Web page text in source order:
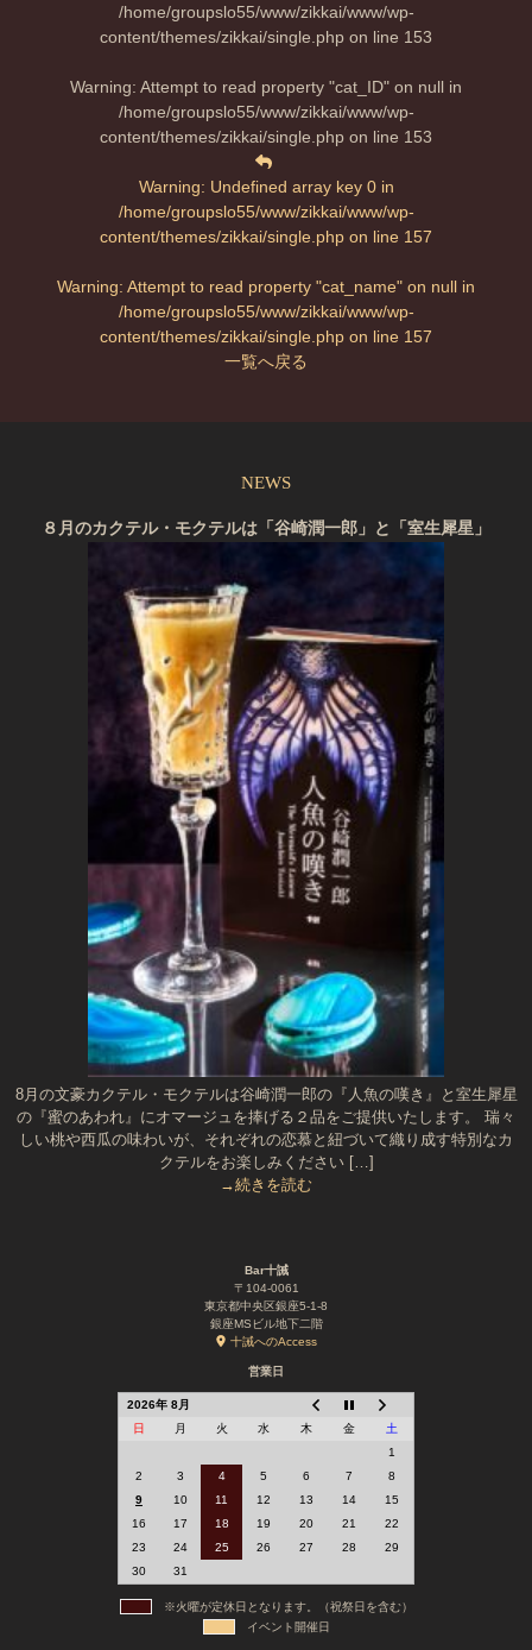
/home/groupslo55/www/zikkai/www/wp-
content/themes/zikkai/single.php on line 153
Warning: Attempt to read property "cat_ID" on null in
/home/groupslo55/www/zikkai/www/wp-
content/themes/zikkai/single.php on line 153
Warning: Undefined array key 0 in
/home/groupslo55/www/zikkai/www/wp-
content/themes/zikkai/single.php on line 157
Warning: Attempt to read property "cat_name" on null in
/home/groupslo55/www/zikkai/www/wp-
content/themes/zikkai/single.php on line 157
一覧へ戻る
NEWS
８月のカクテル・モクテルは「谷崎潤一郎」と「室生犀星」
8月の文豪カクテル・モクテルは谷崎潤一郎の『人魚の嘆き』と室生犀星
の『蜜のあわれ』にオマージュを捧げる２品をご提供いたします。 瑞々
しい桃や西瓜の味わいが、それぞれの恋慕と紐づいて織り成す特別なカ
クテルをお楽しみください […]
→続きを読む
Bar十誡
〒104-0061
東京都中央区銀座5-1-8
銀座MSビル地下二階
十誡へのAccess
営業日
2026年 8月
日
月 火 水 木 金
土
1
2
3 4 5 6 7
8
9
10 11 12 13 14
15
16
17 18 19 20 21
22
23
24 25 26 27 28
29
30
31
※火曜が定休日となります。（祝祭日を含む）
イベント開催日